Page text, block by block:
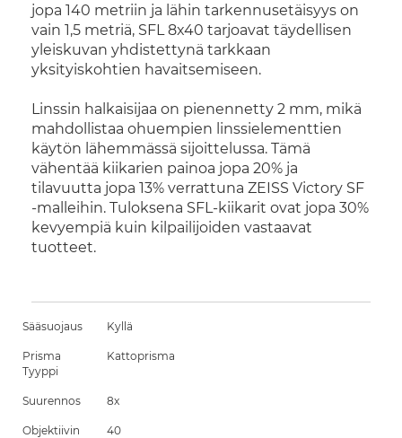
jopa 140 metriin ja lähin tarkennusetäisyys on
vain 1,5 metriä, SFL 8x40 tarjoavat täydellisen
yleiskuvan yhdistettynä tarkkaan
yksityiskohtien havaitsemiseen.
Linssin halkaisijaa on pienennetty 2 mm, mikä
mahdollistaa ohuempien linssielementtien
käytön lähemmässä sijoittelussa. Tämä
vähentää kiikarien painoa jopa 20% ja
tilavuutta jopa 13% verrattuna ZEISS Victory SF
-malleihin. Tuloksena SFL-kiikarit ovat jopa 30%
kevyempiä kuin kilpailijoiden vastaavat
tuotteet.
Sääsuojaus Kyllä
Prisma
Tyyppi
Kattoprisma
Suurennos 8x
Objektiivin
40